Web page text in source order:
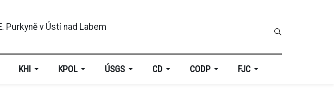
KHI KPOL ÚSGS CD CODP FJC